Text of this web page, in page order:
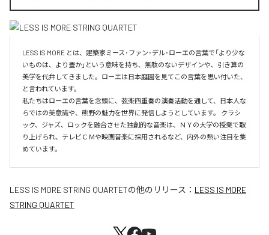
LESS IS MORE とは、建築家ミース･ファン･デル･ローエの言葉で「より少な
いものは、より豊か」という意味を持ち、無駄のないデザインや、引き算の
美学を代弁してきました。ローエは日本庭園を見てこの言葉を思い付いた、
と言われています。
私たちはローエの言葉を念頭に、弦楽四重奏の演奏活動を通して、日本人な
らではの美意識や、熊野の魅力を世界に発信しようとしています。 クラシ
ック、ジャズ、ロックを融合させた独創的な音楽は、ＮＹの大学の授業で取
り上げられ、テレビＣＭや映画音楽に採用されるなど、内外の熱い注目を集
めています。
LESS IS MORE STRING QUARTETの他のリリース： LESS IS MORE
STRING QUARTET